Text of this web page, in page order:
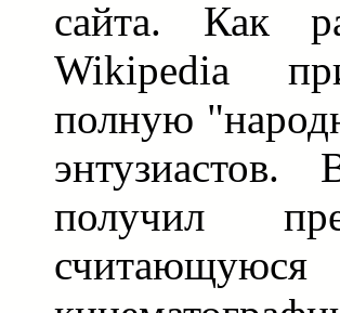
сайта. Как
Wikipedia
полную
получил